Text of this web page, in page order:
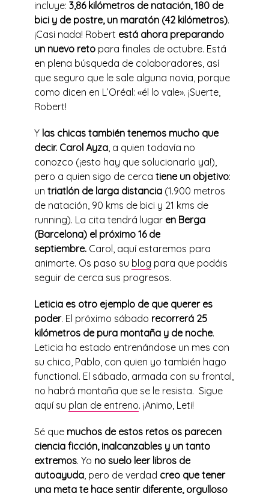
incluye: 3,86 kilómetros de natación, 180 de
bici y de postre, un maratón (42 kilómetros).
¡Casi nada! Robert está ahora preparando
un nuevo reto para finales de octubre. Está
en plena búsqueda de colaboradores, así
que seguro que le sale alguna novia, porque
como dicen en L’Oréal: «él lo vale». ¡Suerte,
Robert!
Y las chicas también tenemos mucho que
decir. Carol Ayza , a quien todavía no
conozco (¡esto hay que solucionarlo ya!),
pero a quien sigo de cerca tiene un objetivo:
un triatlón de larga distancia (1.900 metros
de natación, 90 kms de bici y 21 kms de
running). La cita tendrá lugar en Berga
(Barcelona) el próximo 16 de
septiembre. Carol, aquí estaremos para
animarte. Os paso su blog para que podáis
seguir de cerca sus progresos.
Leticia es otro ejemplo de que querer es
poder. El próximo sábado recorrerá 25
kilómetros de pura montaña y de noche.
Leticia ha estado entrenándose un mes con
su chico, Pablo, con quien yo también hago
functional. El sábado, armada con su frontal,
no habrá montaña que se le resista. Sigue
aquí su plan de entreno. ¡Animo, Leti!
Sé que muchos de estos retos os parecen
ciencia ficción, inalcanzables y un tanto
extremos. Yo no suelo leer libros de
autoayuda , pero de verdad creo que tener
una meta te hace sentir diferente, orgulloso